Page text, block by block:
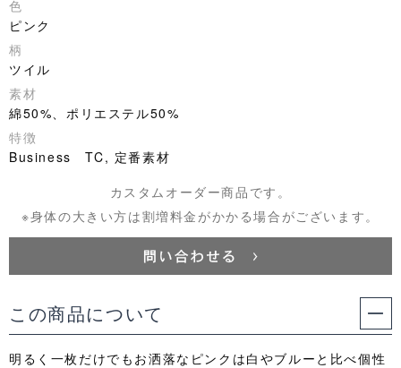
色
ピンク
柄
ツイル
素材
綿50%、ポリエステル50%
特徴
Business TC, 定番素材
カスタムオーダー商品です。
※身体の大きい方は割増料金がかかる場合がございます。
この商品について
明るく一枚だけでもお洒落なピンクは白やブルーと比べ個性